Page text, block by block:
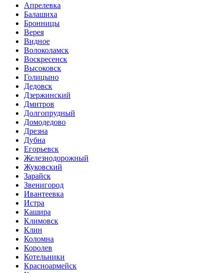
Апрелевка
Балашиха
Бронницы
Верея
Видное
Волоколамск
Воскресенск
Высоковск
Голицыно
Дедовск
Дзержинский
Дмитров
Долгопрудный
Домодедово
Дрезна
Дубна
Егорьевск
Железнодорожный
Жуковский
Зарайск
Звенигород
Ивантеевка
Истра
Кашира
Климовск
Клин
Коломна
Королев
Котельники
Красноармейск